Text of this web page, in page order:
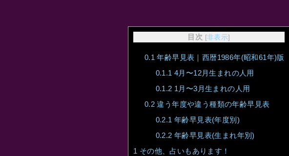
目次 [非表示]
0.1 年齢早見表｜西暦1986年(昭和61年)版
0.1.1 4月〜12月生まれの人用
0.1.2 1月〜3月生まれの人用
0.2 違う年度や違う種類の年齢早見表
0.2.1 年齢早見表(年度別)
0.2.2 年齢早見表(生まれ年別)
1 その他、占いもあります！